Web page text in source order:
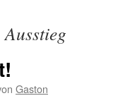
Ausstieg
Gaston